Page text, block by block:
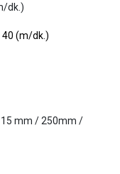
dk.)
(m/dk.)
mm / 250mm /